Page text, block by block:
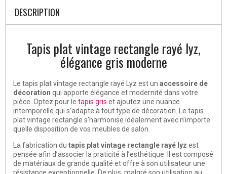
DESCRIPTION
Tapis plat vintage rectangle rayé lyz,
élégance gris moderne
Le tapis plat vintage rectangle rayé Lyz est un accessoire de
décoration qui apporte élégance et modernité dans votre
pièce. Optez pour le tapis gris et ajoutez une nuance
intemporelle qui s’adapte à tout type de décoration. Le tapis
plat vintage rectangle s’harmonise idéalement avec n’importe
quelle disposition de vos meubles de salon.
La fabrication du tapis plat vintage rectangle rayé lyz est
pensée afin d’associer la praticité à l’esthétique. Il est composé
de matériaux de grande qualité et offre à son utilisateur une
résistance exceptionnelle. De plus, malgré son utilisation au